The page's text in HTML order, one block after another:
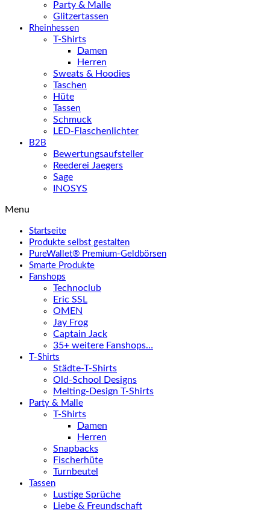
Party & Malle
Glitzertassen
Rheinhessen
T-Shirts
Damen
Herren
Sweats & Hoodies
Taschen
Hüte
Tassen
Schmuck
LED-Flaschenlichter
B2B
Bewertungsaufsteller
Reederei Jaegers
Sage
INOSYS
Menu
Startseite
Produkte selbst gestalten
PureWallet® Premium-Geldbörsen
Smarte Produkte
Fanshops
Technoclub
Eric SSL
OMEN
Jay Frog
Captain Jack
35+ weitere Fanshops…
T-Shirts
Städte-T-Shirts
Old-School Designs
Melting-Design T-Shirts
Party & Malle
T-Shirts
Damen
Herren
Snapbacks
Fischerhüte
Turnbeutel
Tassen
Lustige Sprüche
Liebe & Freundschaft